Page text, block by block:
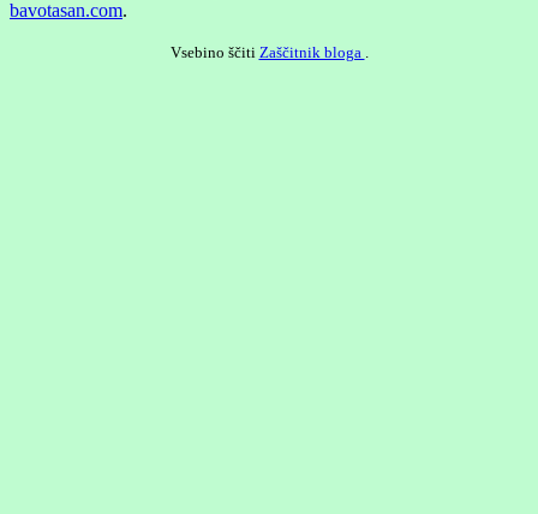
bavotasan.com.
Vsebino ščiti Zaščitnik bloga